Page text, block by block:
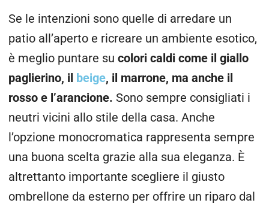
Se le intenzioni sono quelle di arredare un
patio all’aperto e ricreare un ambiente esotico,
è meglio puntare su colori caldi come il giallo
paglierino, il beige, il marrone, ma anche il
rosso e l’arancione. Sono sempre consigliati i
neutri vicini allo stile della casa. Anche
l’opzione monocromatica rappresenta sempre
una buona scelta grazie alla sua eleganza. È
altrettanto importante scegliere il giusto
ombrellone da esterno per offrire un riparo dal